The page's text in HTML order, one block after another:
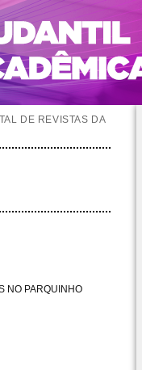
DE REVISTAS DA
NO PARQUINHO